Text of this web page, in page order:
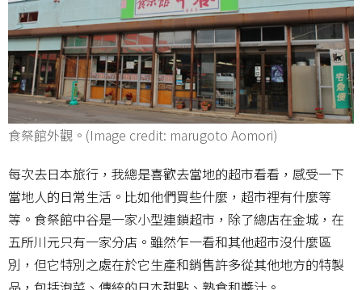
食祭館外觀。(Image credit: marugoto Aomori)
每次去日本旅行，我總是喜歡去當地的超市看看，感受一下
當地人的日常生活。比如他們買些什麼，超市裡有什麼等
等。食祭館中谷是一家小型連鎖超市，除了總店在金城，在
五所川元只有一家分店。雖然乍一看和其他超市沒什麼區
別，但它特別之處在於它生產和銷售許多從其他地方的特製